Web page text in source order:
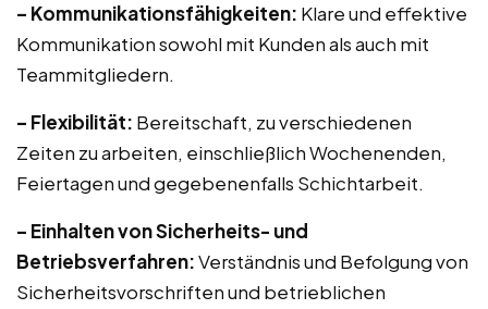
– Kommunikationsfähigkeiten: Klare und effektive
Kommunikation sowohl mit Kunden als auch mit
Teammitgliedern.
– Flexibilität: Bereitschaft, zu verschiedenen
Zeiten zu arbeiten, einschließlich Wochenenden,
Feiertagen und gegebenenfalls Schichtarbeit.
– Einhalten von Sicherheits- und
Betriebsverfahren:Verständnis und Befolgung von
Sicherheitsvorschriften und betrieblichen